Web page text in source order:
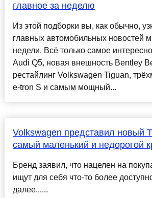
главное за неделю
Из этой подборки вы, как обычно,
главных автомобильных новостей
недели. Всё только самое
Audi Q5, новая внешность Bentley
рестайлинг Volkswagen Tiguan,
e-tron S и самым мощный...
Volkswagen представил новый
самый маленький и недорогой
Бренд заявил, что нацелен на
ищут для себя что-то более
далее......